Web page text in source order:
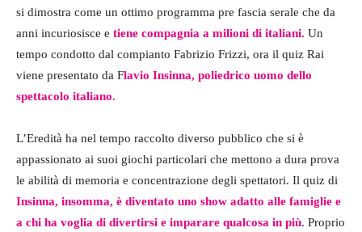
si dimostra come un ottimo programma pre fascia serale che da
anni incuriosisce e tiene compagnia a milioni di italiani. Un
tempo condotto dal compianto Fabrizio Frizzi, ora il quiz Rai
viene presentato da Flavio Insinna, poliedrico uomo dello
spettacolo italiano.
L’Eredità ha nel tempo raccolto diverso pubblico che si è
appassionato ai suoi giochi particolari che mettono a dura prova
le abilità di memoria e concentrazione degli spettatori. Il quiz di
Insinna, insomma, è diventato uno show adatto alle famiglie e
a chi ha voglia di divertirsi e imparare qualcosa in più. Proprio